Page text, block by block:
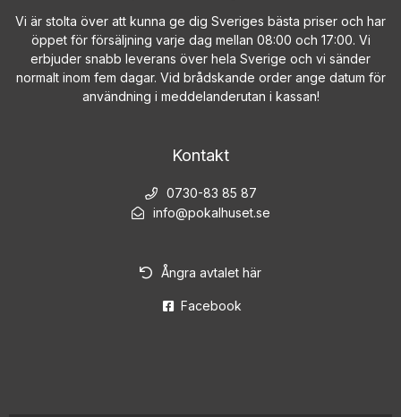
Vi är stolta över att kunna ge dig Sveriges bästa priser och har
öppet för försäljning varje dag mellan 08:00 och 17:00. Vi
erbjuder snabb leverans över hela Sverige och vi sänder
normalt inom fem dagar. Vid brådskande order ange datum för
användning i meddelanderutan i kassan!
Kontakt
0730-83 85 87
info@pokalhuset.se
Ångra avtalet här
Facebook